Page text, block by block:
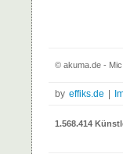
© akuma.de -
by effiks.de
1.568.414